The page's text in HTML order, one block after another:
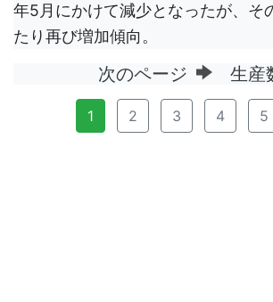
年5月にかけて減少となったが、そ
たり再び増加傾向。
次のページ 生産
1 2 3 4 5